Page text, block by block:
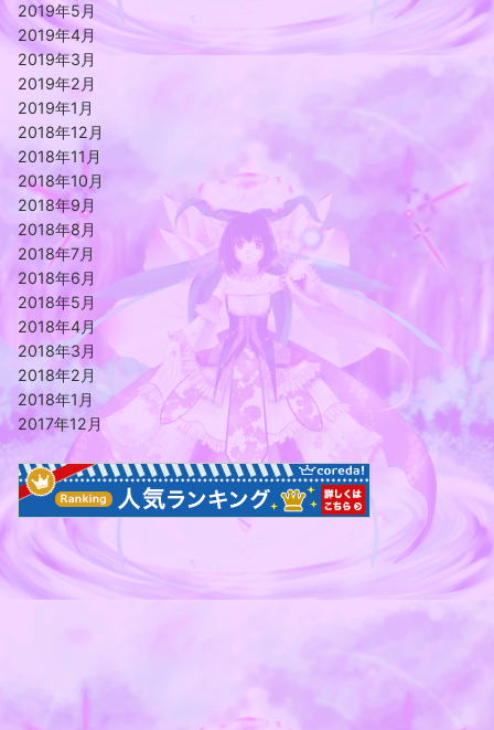
2019年5月
2019年4月
2019年3月
2019年2月
2019年1月
2018年12月
2018年11月
2018年10月
2018年9月
2018年8月
2018年7月
2018年6月
2018年5月
2018年4月
2018年3月
2018年2月
2018年1月
2017年12月